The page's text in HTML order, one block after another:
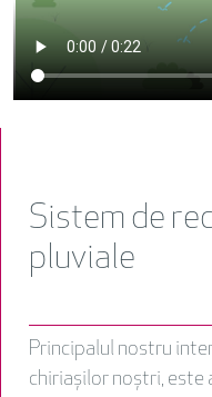
Sistem de
pluviale
Principalul nostru
chiriașilor noștri, este